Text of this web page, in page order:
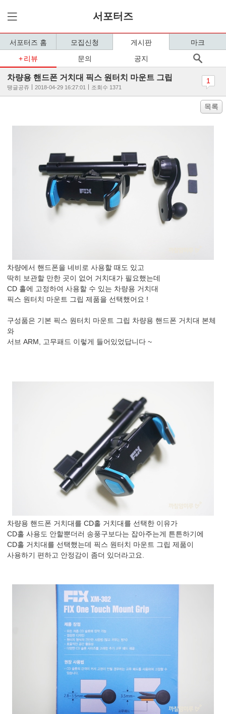
서포터즈
서포터즈 홈 모집신청 게시판
마크
리뷰
문의 공지
차량용 핸드폰 거치대 픽스 원터치 마운트 그립
땡글공쥬 2018-04-29 16:27:01 조회수 1371
1
목록
차량에서 핸드폰을 네비로 사용할 때도 있고
딱히 보관할 만한 곳이 없어 거치대가 필요했는데
CD 홀에 고정하여 사용할 수 있는 차량용 거치대
픽스 원터치 마운트 그립 제품을 선택했어요 !
구성품은 기본 픽스 원터치 마운트 그립 차량용 핸드폰 거치대 본체
와
서브 ARM, 고무패드 이렇게 들어있었답니다 ~
차량용 핸드폰 거치대를 CD홀 거치대를 선택한 이유가
CD홀 사용도 안할뿐더러 송풍구보다는 잡아주는게 튼튼하기에
CD홀 거치대를 선택했는데 픽스 원터치 마운트 그립 제품이
사용하기 편하고 안정감이 좀더 있더라고요.